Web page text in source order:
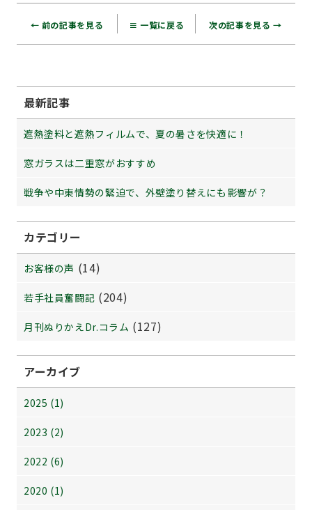
← 前の記事を見る ≡ 一覧に戻る 次の記事を見る →
最新記事
遮熱塗料と遮熱フィルムで、夏の暑さを快適に！
窓ガラスは二重窓がおすすめ
戦争や中東情勢の緊迫で、外壁塗り替えにも影響が？
カテゴリー
お客様の声 (14)
若手社員奮闘記 (204)
月刊ぬりかえDr.コラム (127)
アーカイブ
2025 (1)
2023 (2)
2022 (6)
2020 (1)